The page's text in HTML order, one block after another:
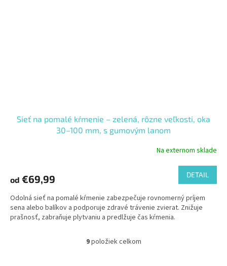
Sieť na pomalé kŕmenie – zelená, rôzne veľkosti, oka
30–100 mm, s gumovým lanom
Na externom sklade
od €69,99 DETAIL
Odolná sieť na pomalé kŕmenie zabezpečuje rovnomerný príjem
sena alebo balíkov a podporuje zdravé trávenie zvierat. Znižuje
prašnosť, zabraňuje plytvaniu a predlžuje čas kŕmenia.
O
9položiek celkom